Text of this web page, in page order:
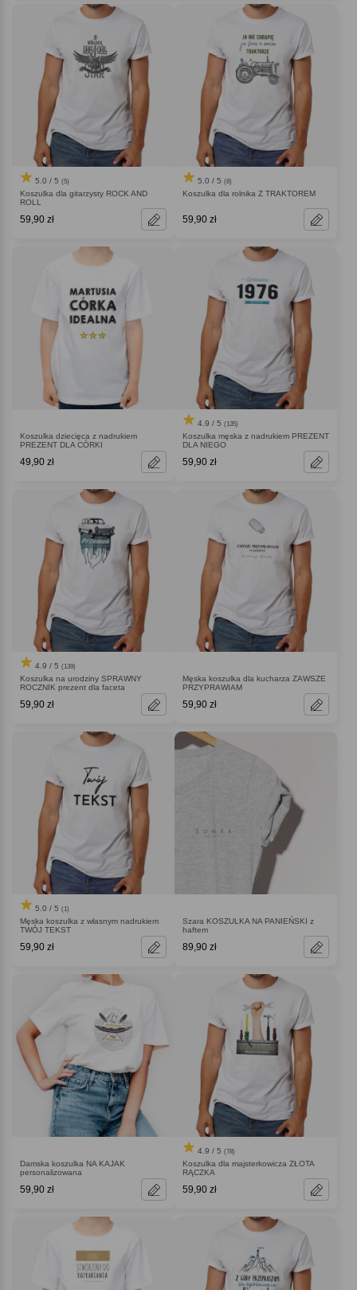
5.0 / 5 (5)
Koszulka dla gitarzysty ROCK AND
ROLL
59,90 zł
5.0 / 5 (8)
Koszulka dla rolnika Z TRAKTOREM
59,90 zł
Koszulka dziecięca z nadrukiem
PREZENT DLA CÓRKI
49,90 zł
4.9 / 5 (135)
Koszulka męska z nadrukiem PREZENT
DLA NIEGO
59,90 zł
4.9 / 5 (139)
Koszulka na urodziny SPRAWNY
ROCZNIK prezent dla faceta
59,90 zł
Męska koszulka dla kucharza ZAWSZE
PRZYPRAWIAM
59,90 zł
5.0 / 5 (1)
Męska koszulka z własnym nadrukiem
TWÓJ TEKST
59,90 zł
Szara KOSZULKA NA PANIEŃSKI z
haftem
89,90 zł
Damska koszulka NA KAJAK
personalizowana
59,90 zł
4.9 / 5 (78)
Koszulka dla majsterkowicza ZŁOTA
RĄCZKA
59,90 zł